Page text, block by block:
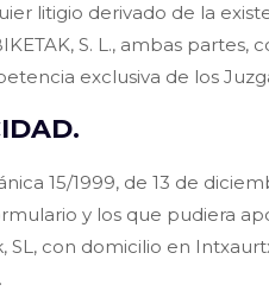
litigio derivado de la
S. L., ambas
exclusiva de los
15/1999, de 13 de
y los que pudiera
con domicilio en